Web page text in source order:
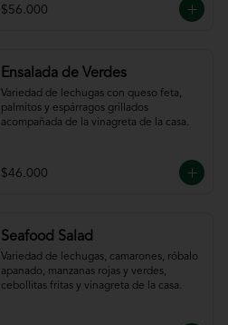
$56.000
Ensalada de Verdes
Variedad de lechugas con queso feta,
palmitos y espárragos grillados
acompañada de la vinagreta de la casa.
$46.000
Seafood Salad
Variedad de lechugas, camarones, róbalo
apanado, manzanas rojas y verdes,
cebollitas fritas y vinagreta de la casa.